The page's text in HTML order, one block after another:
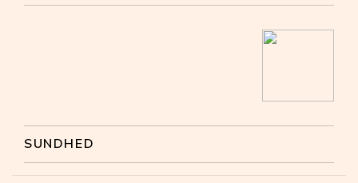
SUNDHED